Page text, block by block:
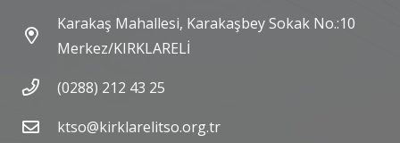
Karakaş Mahallesi, Karakaşbey Sokak No.:10
Merkez/KIRKLARELİ
(0288) 212 43 25
ktso@kirklarelitso.org.tr